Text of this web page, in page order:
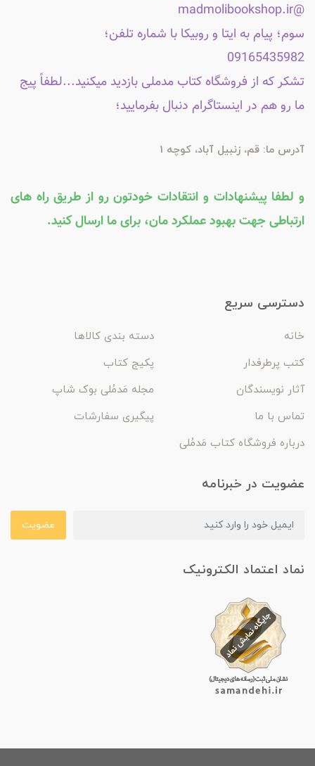
@madmolibookshop.ir
سوم؛ پیام به ایتا و روبیکا با شماره تلفن؛
09165435982
تشکر که از فروشگاه کتاب مدملی بازدید میکنید...لطفاً پیج
ما رو هم در اینستاگرام دنبال بفرمایید؛
آدرس ما: قم، زنبیل آباد، کوچه 1
و لطفا پیشنهادات و انتقادات خودتون رو از طریق راه های
ارتباطی جهت بهبود عملکرد مان، برای ما ارسال کنید.
دسترسی سریع
خانه
دسته بندی کالاها
کتب پرطرفدار
پکیج کتاب
آثار نویسندگان
مجله مَدمُلی بوک شاپ
تماس با ما
پیگیری سفارشات
درباره فروشگاه کتاب مَدمُلی
عضویت در خبرنامه
عضویت
نماد اعتماد الکترونیک